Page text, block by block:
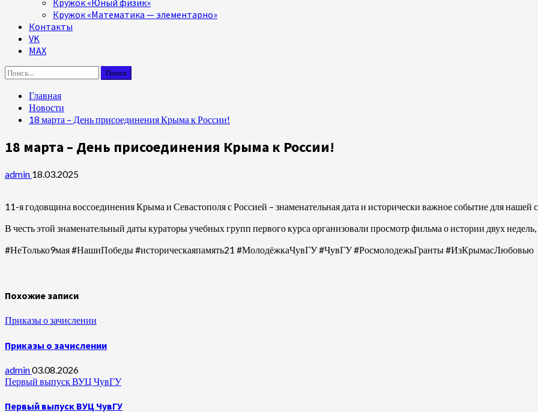
Кружок «Юный физик»
Кружок «Математика — элементарно»
Контакты
VK
MAX
Найти:
Главная
Новости
18 марта – День присоединения Крыма к России!
18 марта – День присоединения Крыма к России!
admin 18.03.2025
11-я годовщина воссоединения Крыма и Севастополя с Россией – знаменательная дата и исторически важное событие для нашей
В честь этой знаменательный даты кураторы учебных групп первого курса организовали просмотр фильма о истории двух
#НеТолько9мая #НашиПобеды #историческаяпамять21 #МолодёжкаЧувГУ #ЧувГУ #РосмолодежьГранты #ИзКрымасЛюбовью
Похожие записи
Приказы о зачислении
Приказы о зачислении
admin03.08.2026
Первый выпуск ВУЦ ЧувГУ
Первый выпуск ВУЦ ЧувГУ